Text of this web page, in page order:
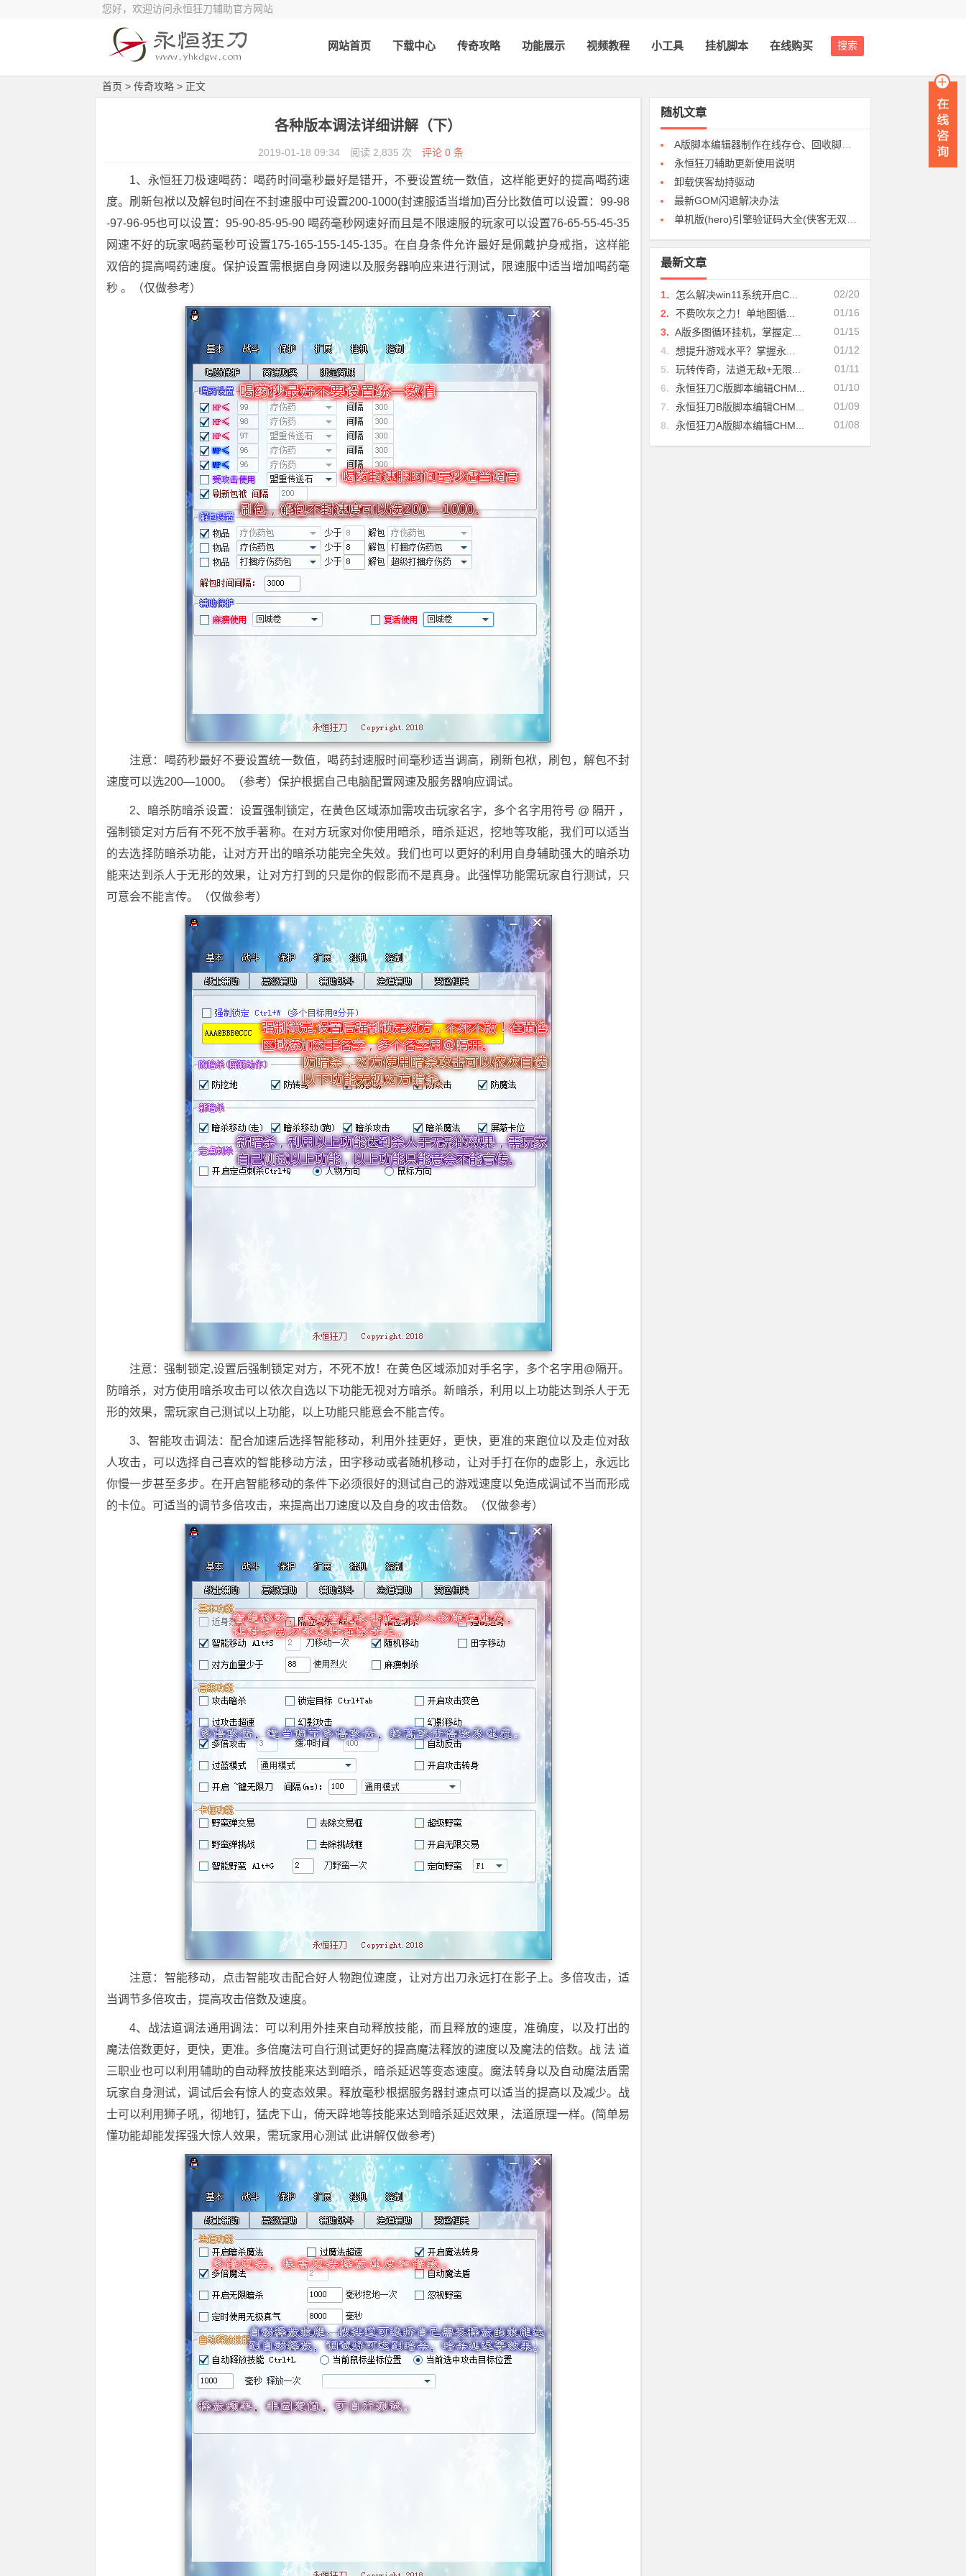
您好，欢迎访问永恒狂刀辅助官方网站
搜索
网站首页 下载中心 传奇攻略 功能展示 视频教程 小工具 挂机脚本 在线购买
首页 > 传奇攻略 > 正文
各种版本调法详细讲解（下）
2019-01-18 09:34 阅读 2,835 次 评论 0 条
1、永恒狂刀极速喝药：喝药时间毫秒最好是错开，不要设置统一数值，这样能更好的提高喝药速
度。刷新包袱以及解包时间在不封速服中可设置200-1000(封速服适当增加)百分比数值可以设置：99-98
-97-96-95也可以设置：95-90-85-95-90 喝药毫秒网速好而且是不限速服的玩家可以设置76-65-55-45-35
网速不好的玩家喝药毫秒可设置175-165-155-145-135。在自身条件允许最好是佩戴护身戒指，这样能
双倍的提高喝药速度。保护设置需根据自身网速以及服务器响应来进行测试，限速服中适当增加喝药毫
秒 。（仅做参考）
注意：喝药秒最好不要设置统一数值，喝药封速服时间毫秒适当调高，刷新包袱，刷包，解包不封
速度可以选200—1000。（参考）保护根据自己电脑配置网速及服务器响应调试。
2、暗杀防暗杀设置：设置强制锁定，在黄色区域添加需攻击玩家名字，多个名字用符号 @ 隔开 ，
强制锁定对方后有不死不放手著称。在对方玩家对你使用暗杀，暗杀延迟，挖地等攻能，我们可以适当
的去选择防暗杀功能，让对方开出的暗杀功能完全失效。我们也可以更好的利用自身辅助强大的暗杀功
能来达到杀人于无形的效果，让对方打到的只是你的假影而不是真身。此强悍功能需玩家自行测试，只
可意会不能言传。（仅做参考）
注意：强制锁定,设置后强制锁定对方，不死不放！在黄色区域添加对手名字，多个名字用@隔开。
防暗杀，对方使用暗杀攻击可以依次自选以下功能无视对方暗杀。新暗杀，利用以上功能达到杀人于无
形的效果，需玩家自己测试以上功能，以上功能只能意会不能言传。
3、智能攻击调法：配合加速后选择智能移动，利用外挂更好，更快，更准的来跑位以及走位对敌
人攻击，可以选择自己喜欢的智能移动方法，田字移动或者随机移动，让对手打在你的虚影上，永远比
你慢一步甚至多步。在开启智能移动的条件下必须很好的测试自己的游戏速度以免造成调试不当而形成
的卡位。可适当的调节多倍攻击，来提高出刀速度以及自身的攻击倍数。（仅做参考）
注意：智能移动，点击智能攻击配合好人物跑位速度，让对方出刀永远打在影子上。多倍攻击，适
当调节多倍攻击，提高攻击倍数及速度。
4、战法道调法通用调法：可以利用外挂来自动释放技能，而且释放的速度，准确度，以及打出的
魔法倍数更好，更快，更准。多倍魔法可自行测试更好的提高魔法释放的速度以及魔法的倍数。战 法 道
三职业也可以利用辅助的自动释放技能来达到暗杀，暗杀延迟等变态速度。魔法转身以及自动魔法盾需
玩家自身测试，调试后会有惊人的变态效果。释放毫秒根据服务器封速点可以适当的提高以及减少。战
士可以利用狮子吼，彻地钉，猛虎下山，倚天辟地等技能来达到暗杀延迟效果，法道原理一样。(简单易
懂功能却能发挥强大惊人效果，需玩家用心测试 此讲解仅做参考)
随机文章
A版脚本编辑器制作在线存仓、回收脚本及使用方法
永恒狂刀辅助更新使用说明
卸载侠客劫持驱动
最新GOM闪退解决办法
单机版(hero)引擎验证码大全(侠客无双游侠dee猎鹰等)
最新文章
02/20
1.
怎么解决win11系统开启C...
01/16
2.
不费吹灰之力！单地图循...
01/15
3. A版多图循环挂机，掌握定...
01/12
4.
想提升游戏水平？掌握永...
01/11
5.
玩转传奇，法道无敌+无限...
01/10
6.
永恒狂刀C版脚本编辑CHM...
01/09
7.
永恒狂刀B版脚本编辑CHM...
01/08
8. 永恒狂刀A版脚本编辑CHM...